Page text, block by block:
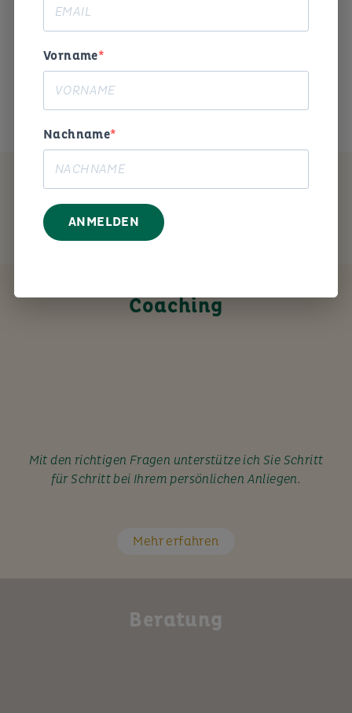
Begeisterung und Humor die
Das ist mein Anliegen.
MEIN ANGEBOT
Coaching
Mit den richtigen Fragen unterstütze ich Sie Schritt
für Schritt bei Ihrem persönlichen Anliegen.
Mehr erfahren
Beratung
Vorname
Nachname
ANMELDEN